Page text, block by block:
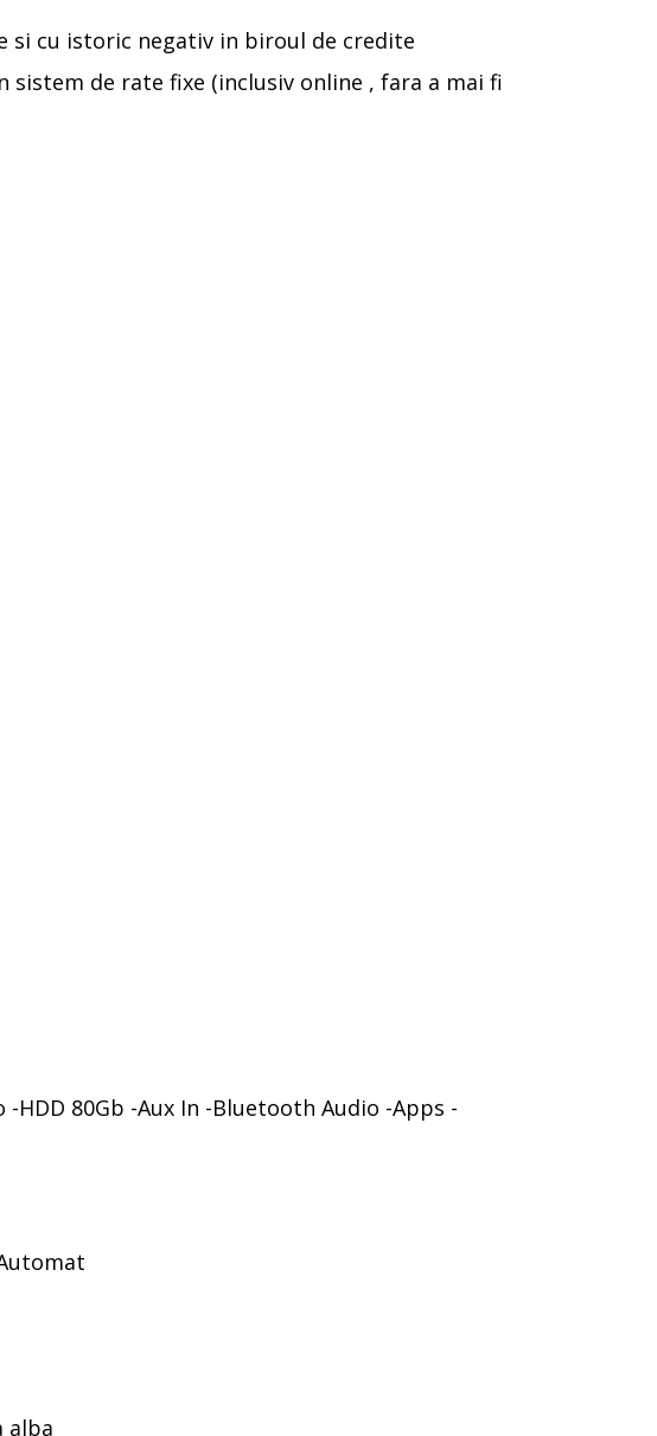
si cu istoric negativ in biroul de credite
de rate fixe (inclusiv online , fara a mai fi
HDD 80Gb -Aux In -Bluetooth Audio -Apps -
alba